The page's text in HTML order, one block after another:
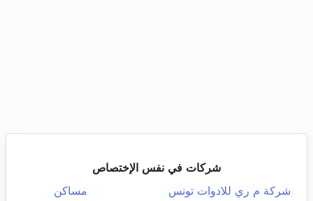
شركات في نفس الإختصاص
شركة م ري للادوات تونس
مساكن